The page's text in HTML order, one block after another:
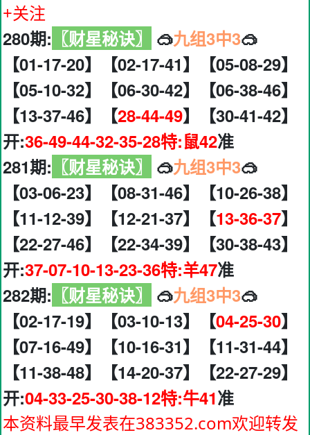
+关注
280期: 〖财星秘诀〗 🥽九组3中3🥽
【01-17-20】【02-17-41】【05-08-29】
【05-10-32】【06-30-42】【06-38-46】
【13-37-46】【28-44-49】【30-41-42】
开:36-49-44-32-35-28特:鼠42准
281期: 〖财星秘诀〗 🥽九组3中3🥽
【03-06-23】【08-31-46】【10-26-38】
【11-12-39】【12-21-37】【13-36-37】
【22-27-46】【22-34-39】【30-38-43】
开:37-07-10-13-23-36特:羊47准
282期: 〖财星秘诀〗 🥽九组3中3🥽
【02-17-19】【03-10-13】【04-25-30】
【07-16-49】【10-16-31】【11-31-44】
【11-38-48】【14-20-37】【22-27-29】
开:04-33-25-30-38-12特:牛41准
本资料最早发表在383352.com欢迎转发